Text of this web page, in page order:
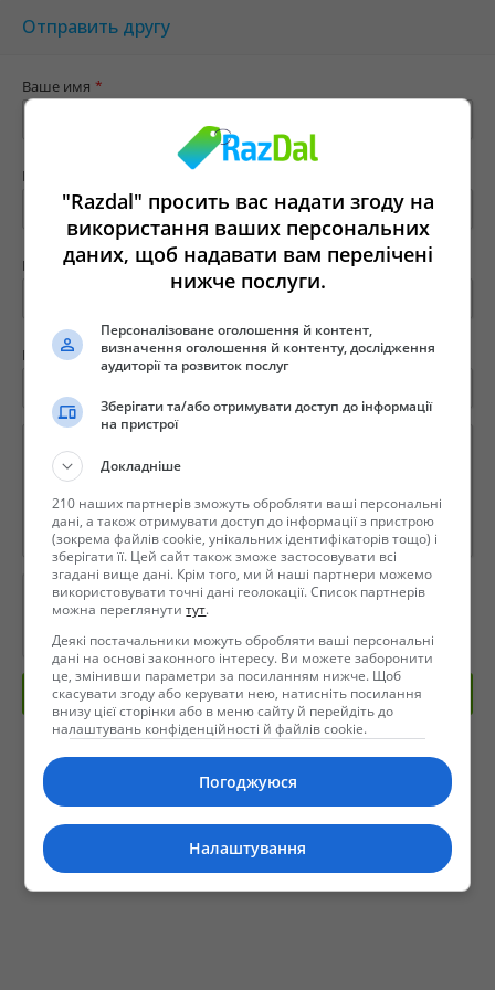
Отправить другу
Ваше имя *
Ваш e-mail
Имя твоего друга *
E-mail вашего друга *
Отправить сообщение
"Razdal" просить вас надати згоду на
використання ваших персональних
даних, щоб надавати вам перелічені
нижче послуги.
Персоналізоване оголошення й контент,
визначення оголошення й контенту, дослідження
аудиторії та розвиток послуг
Зберігати та/або отримувати доступ до інформації
на пристрої
Докладніше
210 наших партнерів зможуть обробляти ваші персональні
дані, а також отримувати доступ до інформації з пристрою
(зокрема файлів cookie, унікальних ідентифікаторів тощо) і
зберігати її. Цей сайт також зможе застосовувати всі
згадані вище дані. Крім того, ми й наші партнери можемо
використовувати точні дані геолокації. Список партнерів
можна переглянутитут.
Деякі постачальники можуть обробляти ваші персональні
дані на основі законного інтересу. Ви можете заборонити
це, змінивши параметри за посиланням нижче. Щоб
скасувати згоду або керувати нею, натисніть посилання
внизу цієї сторінки або в меню сайту й перейдіть до
налаштувань конфіденційності й файлів cookie.
Погоджуюся
Налаштування